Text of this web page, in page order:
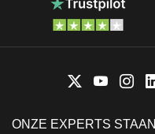
ONZE EXPERTS STAAN